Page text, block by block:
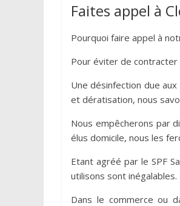
Faites appel à
Pourquoi faire appel à
Pour éviter de contracter
Une désinfection due
et dératisation, nous
Nous empêcherons par
élus domicile, nous les
Etant agréé par le SPF
utilisons sont inégalables.
Dans le commerce ou